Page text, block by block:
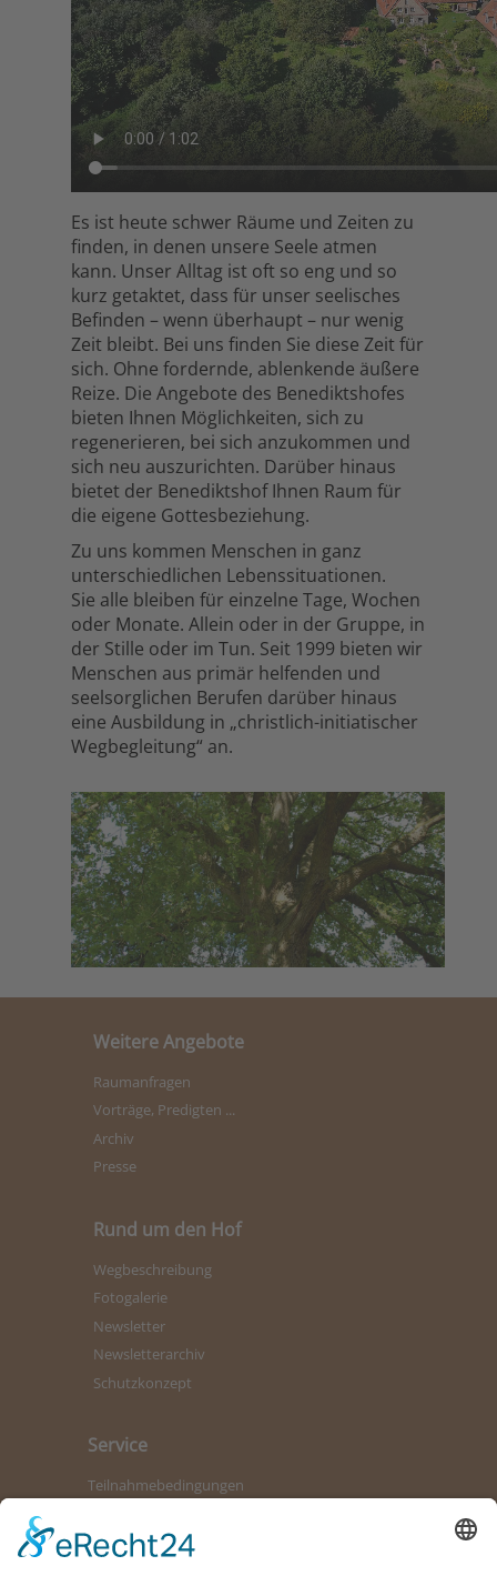
Es ist heute schwer Räume und Zeiten zu
finden, in denen unsere Seele atmen
kann. Unser Alltag ist oft so eng und so
kurz getaktet, dass für unser seelisches
Befinden – wenn überhaupt – nur wenig
Zeit bleibt. Bei uns finden Sie diese Zeit für
sich. Ohne fordernde, ablenkende äußere
Reize. Die Angebote des Benediktshofes
bieten Ihnen Möglichkeiten, sich zu
regenerieren, bei sich anzukommen und
sich neu auszurichten. Darüber hinaus
bietet der Benediktshof Ihnen Raum für
die eigene Gottesbeziehung.
Zu uns kommen Menschen in ganz
unterschiedlichen Lebenssituationen.
Sie alle bleiben für einzelne Tage, Wochen
oder Monate. Allein oder in der Gruppe, in
der Stille oder im Tun. Seit 1999 bieten wir
Menschen aus primär helfenden und
seelsorglichen Berufen darüber hinaus
eine Ausbildung in „christlich-initiatischer
Wegbegleitung“ an.
Weitere Angebote
Raumanfragen
Vorträge, Predigten ...
Archiv
Presse
Rund um den Hof
Wegbeschreibung
Fotogalerie
Newsletter
Newsletterarchiv
Schutzkonzept
Service
Teilnahmebedingungen
Bürozeiten